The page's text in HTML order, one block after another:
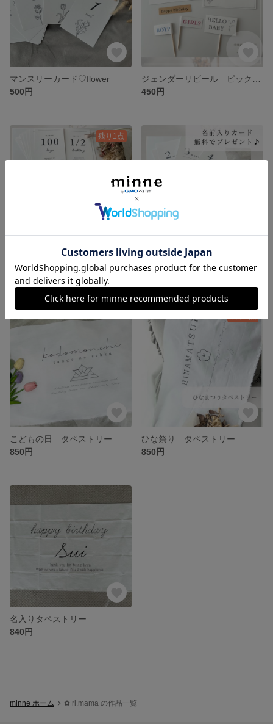
マンスリーカード♡flower
500円
450円
残り1点
マンスリーカード♡月齢カード
550円
マンスリーカード♡月齢カード
520円
こどもの日 タペストリー
850円
ひな祭り タペストリー
850円
名入りタペストリー
840円
minne ホーム ✿ ri.mama の作品一覧